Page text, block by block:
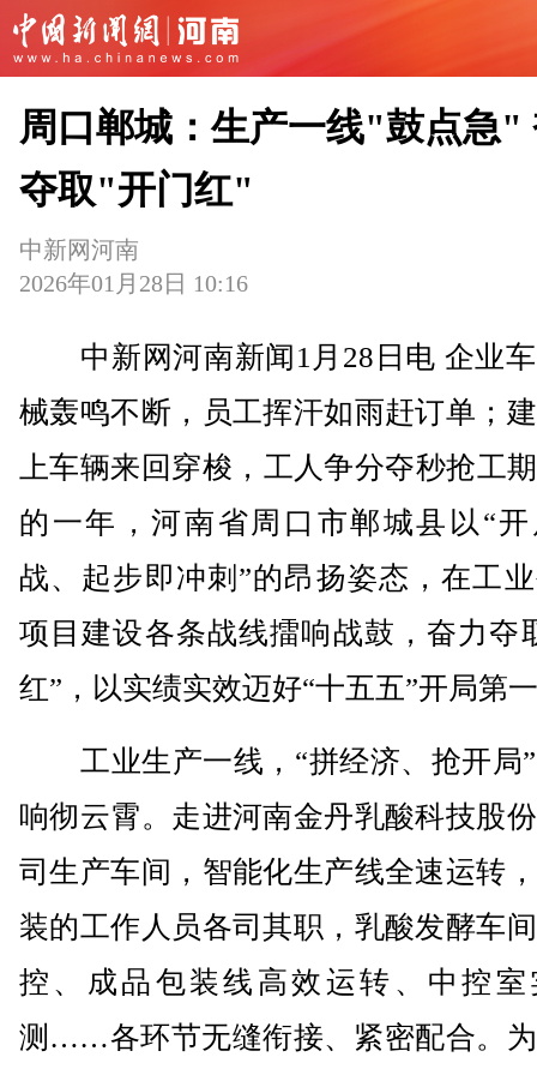
周口郸城：生产一线"鼓点急"
夺取"开门红"
中新网河南
2026年01月28日 10:16
中新网河南新闻1月28日电 企业车
械轰鸣不断，员工挥汗如雨赶订单；
上车辆来回穿梭，工人争分夺秒抢
的一年，河南省周口市郸城县以“
战、起步即冲刺”的昂扬姿态，在工
项目建设各条战线擂响战鼓，奋力夺
红”，以实绩实效迈好“十五五”开局第
工业生产一线，“拼经济、抢开局
响彻云霄。走进河南金丹乳酸科技股
司生产车间，智能化生产线全速运转
装的工作人员各司其职，乳酸发酵车
控、成品包装线高效运转、中控室
测……各环节无缝衔接、紧密配合。